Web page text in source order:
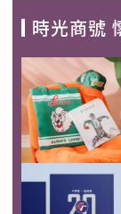
時光商號